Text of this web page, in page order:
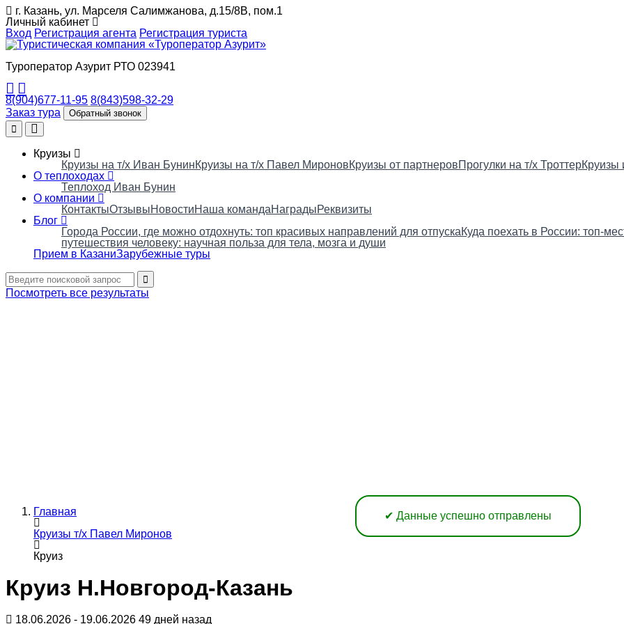
г. Казань, ул. Марселя Салимжанова, д.15/8В, пом.1
Личный кабинет
Вход Регистрация агента Регистрация туриста
Туроператор Азурит РТО 023941
8(904)677-11-95 8(843)598-32-29
Заказ тура
Обратный звонок
Круизы
Круизы на т/х Иван БунинКруизы на т/х Павел МироновКруизы от партнеровПрогулки на т/х ТроттерКруизы
О теплоходах
Теплоход Иван Бунин
О компании
КонтактыОтзывыНовостиНаша командаНаградыРеквизиты
Блог
Города России, где можно отдохнуть: топ красивых направлений для отпускаКуда поехать в России:
путешествия человеку: научная польза для тела, мозга и души
Прием в КазаниЗарубежные туры
Посмотреть все результаты
✔ Данные успешно отправлены
Главная
Круизы т/х Павел Миронов
Круиз
Круиз Н.Новгород-Казань
18.06.2026 - 19.06.2026 49 дней назад